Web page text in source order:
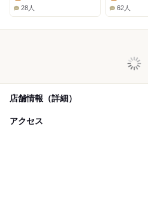
Lunch:
28人
Lunch:
62人
店舗情報（詳細）
アクセス